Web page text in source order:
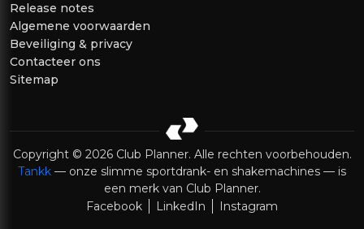
Release notes
Algemene voorwaarden
Beveiliging & privacy
Contacteer ons
Sitemap
Copyright © 2026 Club Planner. Alle rechten voorbehouden.
Tankk — onze slimme sportdrank- en shakemachines — is
een merk van Club Planner.
Facebook
LinkedIn Instagram